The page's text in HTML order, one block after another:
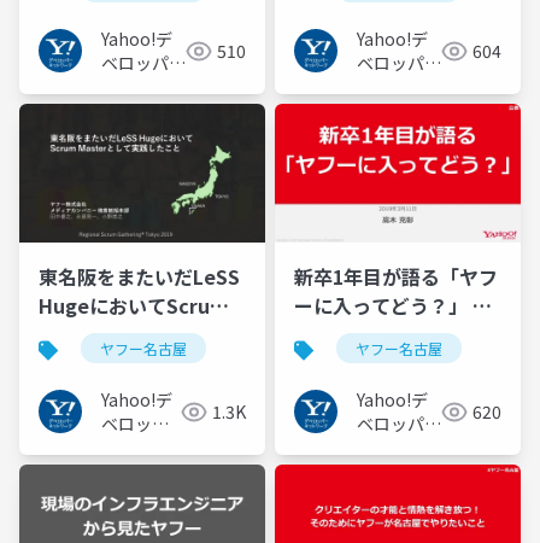
Yahoo!デ
ベロッパー
ク
510
Yahoo!デ
ベロッパー
ク
604
東名阪をまたいだLeSS
HugeにおいてScrum
Masterとして実践した
こと #ヤフー名古屋
ヤフー名古屋
Yahoo!デ
ベロッパ
ワーク
1.3K
新卒1年目が語る「ヤフ
ーに入ってどう？」 #
ヤフー名古屋
ヤフー名古屋
Yahoo!デ
ベロッパー
ク
620